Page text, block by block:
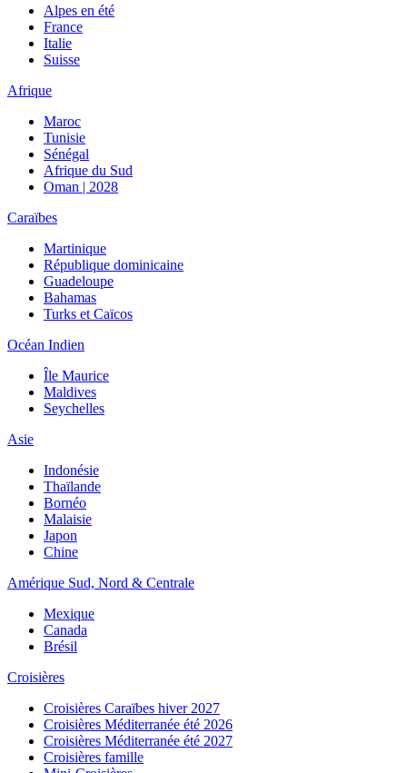
Alpes en été
France
Italie
Suisse
Afrique
Maroc
Tunisie
Sénégal
Afrique du Sud
Oman | 2028
Caraïbes
Martinique
République dominicaine
Guadeloupe
Bahamas
Turks et Caïcos
Océan Indien
Île Maurice
Maldives
Seychelles
Asie
Indonésie
Thaïlande
Bornéo
Malaisie
Japon
Chine
Amérique Sud, Nord & Centrale
Mexique
Canada
Brésil
Croisières
Croisières Caraïbes hiver 2027
Croisières Méditerranée été 2026
Croisières Méditerranée été 2027
Croisières famille